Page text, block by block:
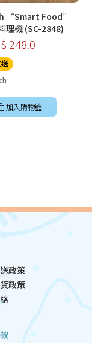
“Smart Food”
理機 (SC-2848)
$ 248.0
加入購物籃
政策
政策